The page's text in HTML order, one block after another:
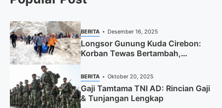
BERITA Desember 16, 2025
Longsor Gunung Kuda Cirebon:
Korban Tewas Bertambah,
Pencarian Dihentikan
BERITA Oktober 20, 2025
Gaji Tamtama TNI AD: Rincian Gaji
& Tunjangan Lengkap